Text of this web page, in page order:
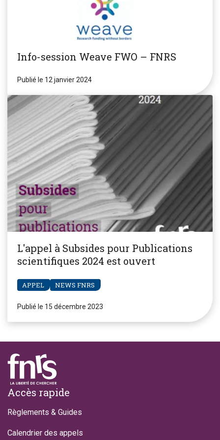
Info-session Weave FWO – FNRS
Publié le 12 janvier 2024
L'appel à Subsides pour Publications
scientifiques 2024 est ouvert
APPEL NEWS FNRS
Publié le 15 décembre 2023
Footer
Accès rapide
Règlements & Guides
Calendrier des appels